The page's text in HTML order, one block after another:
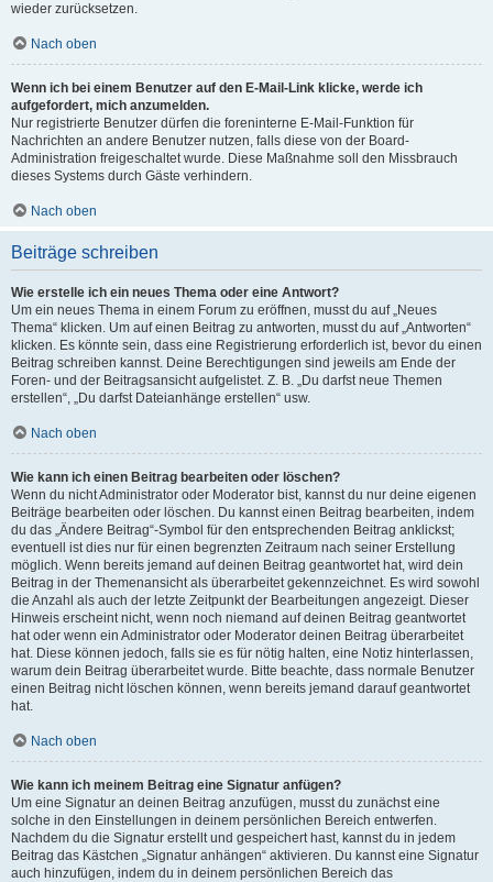
wieder zurücksetzen.
Nach oben
Wenn ich bei einem Benutzer auf den E-Mail-Link klicke, werde ich
aufgefordert, mich anzumelden.
Nur registrierte Benutzer dürfen die foreninterne E-Mail-Funktion für
Nachrichten an andere Benutzer nutzen, falls diese von der Board-
Administration freigeschaltet wurde. Diese Maßnahme soll den Missbrauch
dieses Systems durch Gäste verhindern.
Nach oben
Beiträge schreiben
Wie erstelle ich ein neues Thema oder eine Antwort?
Um ein neues Thema in einem Forum zu eröffnen, musst du auf „Neues
Thema“ klicken. Um auf einen Beitrag zu antworten, musst du auf „Antworten“
klicken. Es könnte sein, dass eine Registrierung erforderlich ist, bevor du einen
Beitrag schreiben kannst. Deine Berechtigungen sind jeweils am Ende der
Foren- und der Beitragsansicht aufgelistet. Z. B. „Du darfst neue Themen
erstellen“, „Du darfst Dateianhänge erstellen“ usw.
Nach oben
Wie kann ich einen Beitrag bearbeiten oder löschen?
Wenn du nicht Administrator oder Moderator bist, kannst du nur deine eigenen
Beiträge bearbeiten oder löschen. Du kannst einen Beitrag bearbeiten, indem
du das „Ändere Beitrag“-Symbol für den entsprechenden Beitrag anklickst;
eventuell ist dies nur für einen begrenzten Zeitraum nach seiner Erstellung
möglich. Wenn bereits jemand auf deinen Beitrag geantwortet hat, wird dein
Beitrag in der Themenansicht als überarbeitet gekennzeichnet. Es wird sowohl
die Anzahl als auch der letzte Zeitpunkt der Bearbeitungen angezeigt. Dieser
Hinweis erscheint nicht, wenn noch niemand auf deinen Beitrag geantwortet
hat oder wenn ein Administrator oder Moderator deinen Beitrag überarbeitet
hat. Diese können jedoch, falls sie es für nötig halten, eine Notiz hinterlassen,
warum dein Beitrag überarbeitet wurde. Bitte beachte, dass normale Benutzer
einen Beitrag nicht löschen können, wenn bereits jemand darauf geantwortet
hat.
Nach oben
Wie kann ich meinem Beitrag eine Signatur anfügen?
Um eine Signatur an deinen Beitrag anzufügen, musst du zunächst eine
solche in den Einstellungen in deinem persönlichen Bereich entwerfen.
Nachdem du die Signatur erstellt und gespeichert hast, kannst du in jedem
Beitrag das Kästchen „Signatur anhängen“ aktivieren. Du kannst eine Signatur
auch hinzufügen, indem du in deinem persönlichen Bereich das